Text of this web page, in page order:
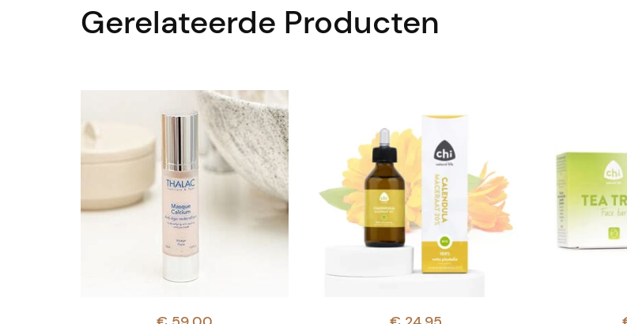
Gerelateerde Producten